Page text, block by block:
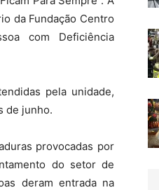
da Fundação Centro
com Deficiência
pela unidade,
de junho.
provocadas por
do setor de
deram entrada na